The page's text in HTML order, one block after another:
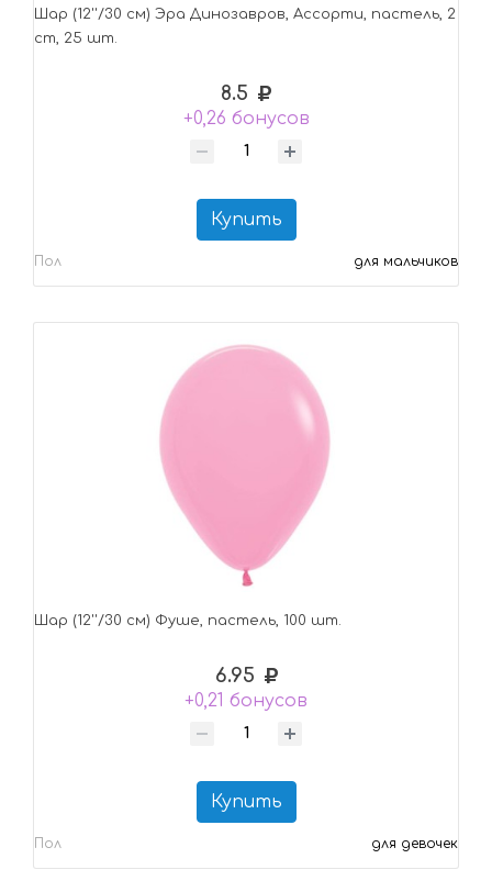
Шар (12''/30 см) Эра Динозавров, Ассорти, пастель, 2
ст, 25 шт.
8.5
+0,26 бонусов
Купить
Пол для мальчиков
Шар (12''/30 см) Фуше, пастель, 100 шт.
6.95
+0,21 бонусов
Купить
Пол для девочек